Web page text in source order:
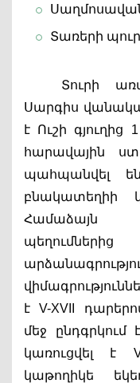
Տառերի
Տուրի
Սարգիս
է Ուշի գյուղից
հարավային
պահպանվել
բնակատեղիի
Համաձայն
է V-XVII
մեջ ընդգրկում
կառուցվել է
կաթողիկե